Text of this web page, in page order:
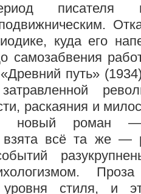
писателя
куда его
само­забвения
путь»
раскаяния и
новый роман
взята всё та же —
уровня стиля, и